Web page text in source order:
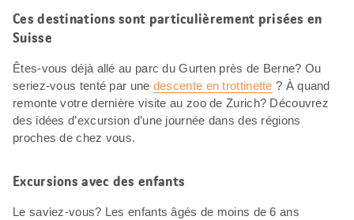
Ces destinations sont particulièrement prisées en
Suisse
Êtes-vous déjà allé au parc du Gurten près de Berne? Ou
seriez-vous tenté par une descente en trottinette ? À quand
remonte votre dernière visite au zoo de Zurich? Découvrez
des idées d’excursion d’une journée dans des régions
proches de chez vous.
Excursions avec des enfants
Le saviez-vous? Les enfants âgés de moins de 6 ans